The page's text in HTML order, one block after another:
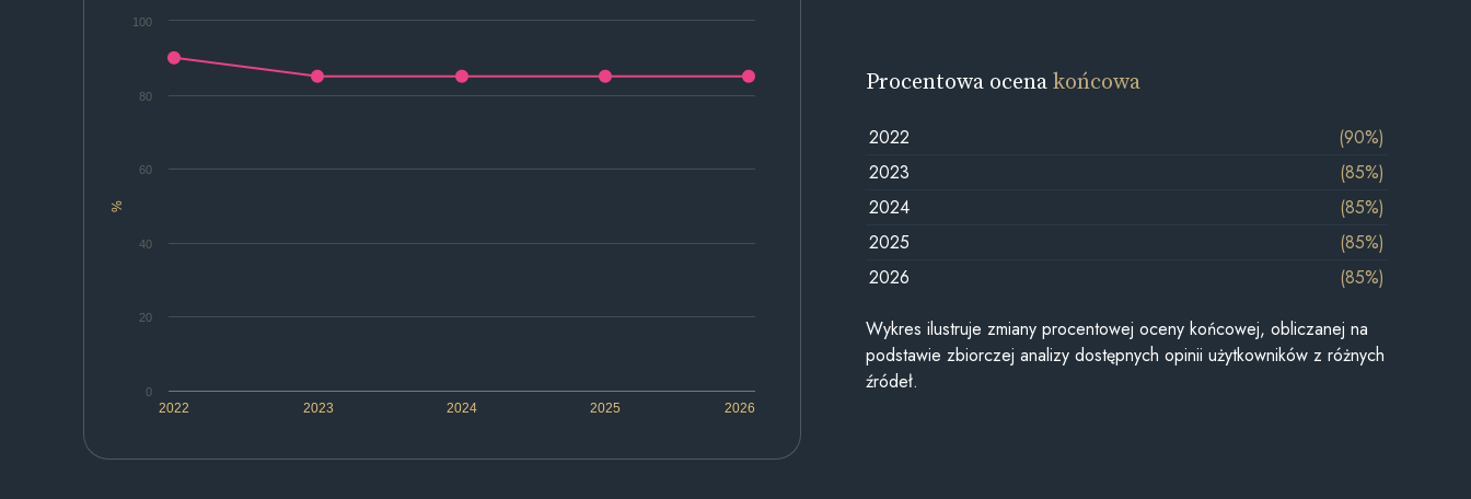
%
2022 2023 2024 2025 2026
0
20
40
60
80
100
Procentowa ocenakońcowa
2022
(90%)
2023
(85%)
2024
(85%)
2025
(85%)
2026
(85%)
Wykres ilustruje zmiany procentowej oceny końcowej, obliczanej na
podstawie zbiorczej analizy dostępnych opinii użytkowników z różnych
źródeł.